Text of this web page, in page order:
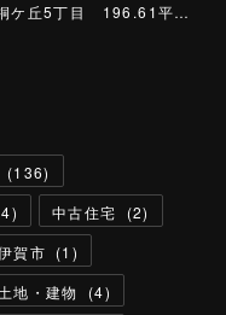
丘5丁目 196.61平…
(136)
) 中古住宅 (2)
賀市 (1 )
地・建物 (4)